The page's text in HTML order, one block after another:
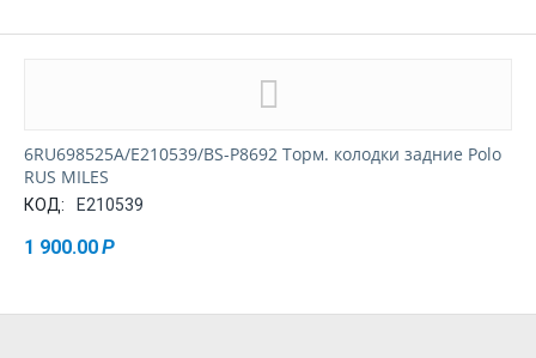
6RU698525A/E210539/BS-P8692 Торм. колодки задние Polo
RUS MILES
КОД: E210539
1 900.00Р